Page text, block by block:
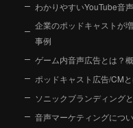
わかりやすいYouTube音
企業のポッドキャストが
事例
ゲーム内音声広告とは？
ポッドキャスト広告/CM
ソニックブランディング
音声マーケティングにつ